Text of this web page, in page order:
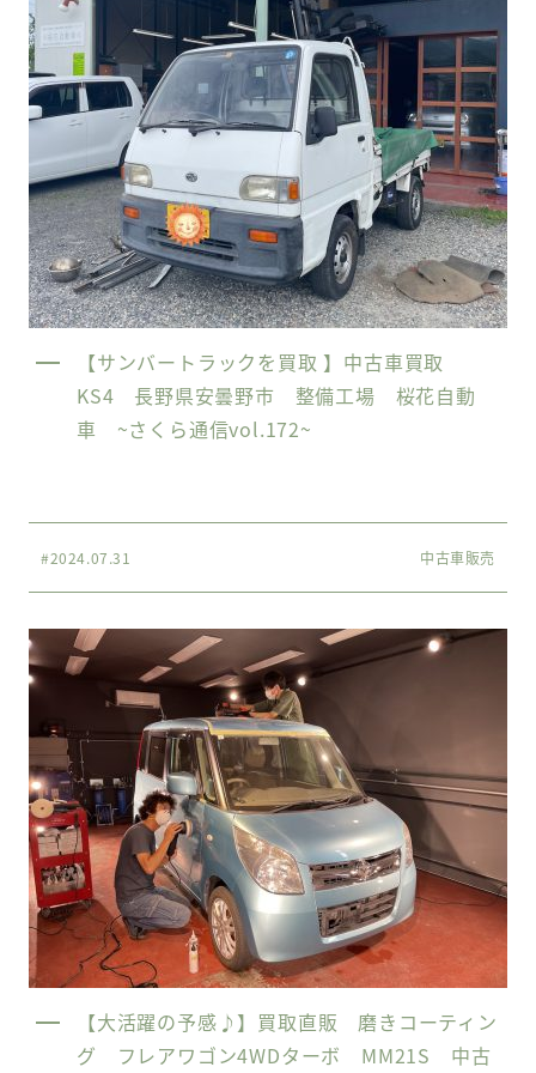
【サンバートラックを買取 】中古車買取
KS4 長野県安曇野市 整備工場 桜花自動
車 ~さくら通信vol.172~
#2024.07.31 中古車販売
【大活躍の予感♪】買取直販 磨きコーティン
グ フレアワゴン4WDターボ MM21S 中古